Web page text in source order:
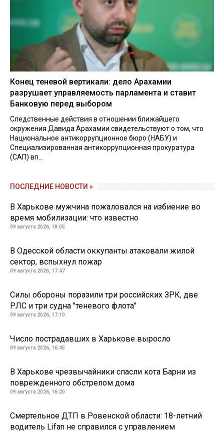
Конец теневой вертикали: дело Арахамии
разрушает управляемость парламента и ставит
Банковую перед выбором
Следственные действия в отношении ближайшего
окружения Давида Арахамии свидетельствуют о том, что
Национальное антикоррупционное бюро (НАБУ) и
Специализированная антикоррупционная прокуратура
(САП) вп...
ПОСЛЕДНИЕ НОВОСТИ »
В Харькове мужчина пожаловался на избиение во
время мобилизации: что известно
09 августа 2026, 18:05
В Одесской области оккупанты атаковали жилой
сектор, вспыхнул пожар
09 августа 2026, 17:47
Силы обороны поразили три российских ЗРК, две
РЛС и три судна "теневого флота"
09 августа 2026, 17:10
Число пострадавших в Харькове выросло
09 августа 2026, 16:45
В Харькове чрезвычайники спасли кота Барни из
поврежденного обстрелом дома
09 августа 2026, 16:20
Смертельное ДТП в Ровенской области: 18-летний
водитель Lifan не справился с управлением